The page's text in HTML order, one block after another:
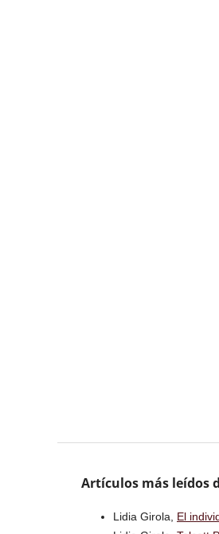
Artículos más leídos
Lidia Girola, El